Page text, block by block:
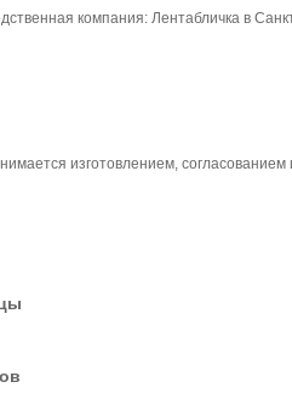
компания: Лентабличка в
изготовлением,